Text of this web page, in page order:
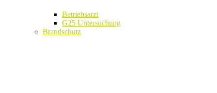
Betriebsarzt
G25 Untersuchung
Brandschutz